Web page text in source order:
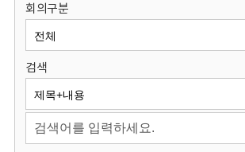
원
회
회의구분
검색